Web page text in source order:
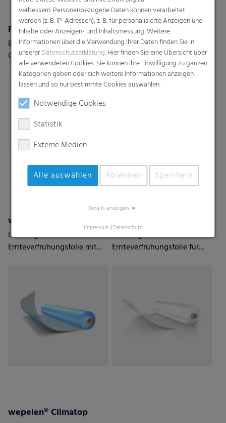
Polydress® SolaWrap
Bessere Ergebnisse in Ihrem
Gewächshaus dank unserer
intelligenten Luftpolster-
Gewächshausfolien
wepelen® Climaplus
Leistungsstarke
Ernteverfrühungsfolie für
optimale Verfrühung
wepelen® Climastretch
Leistungsstarke
Ernteverfrühungsfolie mit
Leistungsstarke
Ernteverfrühungsfolie für
wepelen® Climatop
verbessern. Personenbezogene Daten können verarbeitet
werden (z. B. IP-Adressen), z. B. für personalisierte Anzeigen und
Inhalte oder Anzeigen- und Inhaltsmessung. Weitere
Informationen über die Verwendung Ihrer Daten finden Sie in
unsererDatenschutzerklärung. Hier finden Sie eine Übersicht über
alle verwendeten Cookies. Sie können Ihre Einwilligung zu ganzen
Kategorien geben oder sich weitere Informationen anzeigen
lassen und so nur bestimmte Cookies auswählen.
Notwendige Cookies
Statistik
Externe Medien
Alle auswählen Ablehnen Speichern
Details anzeigen
Impressum | Datenschutz